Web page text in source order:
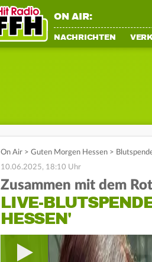
ON AIR:
NACHRICHTEN
On Air > Guten Morgen Hessen >
10.06.2025, 18:10 Uhr
Zusammen mit dem
LIVE-
HESSEN'